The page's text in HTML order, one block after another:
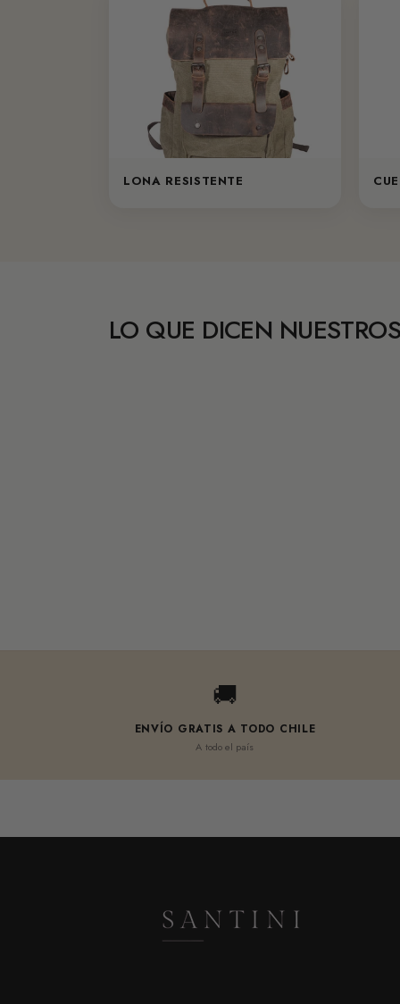
LONA RESISTENTE
LO QUE DICEN
🚚
ENVÍO GRATIS A TODO CHILE
A todo el país